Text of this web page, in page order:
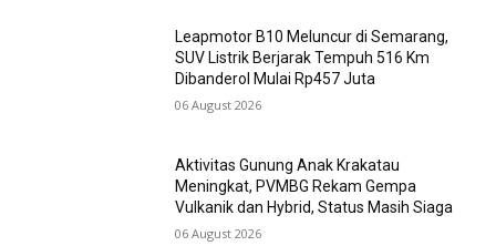
Leapmotor B10 Meluncur di Semarang,
SUV Listrik Berjarak Tempuh 516 Km
Dibanderol Mulai Rp457 Juta
06 August 2026
Aktivitas Gunung Anak Krakatau
Meningkat, PVMBG Rekam Gempa
Vulkanik dan Hybrid, Status Masih Siaga
06 August 2026